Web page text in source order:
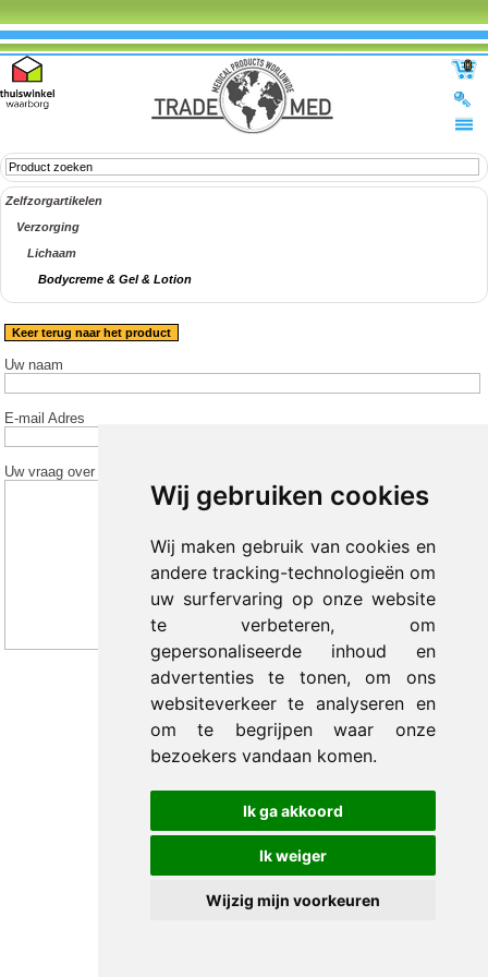
Wij gebruiken cookies
Wij maken gebruik van cookies en
andere tracking-technologieën om
uw surfervaring op onze website
te verbeteren, om
gepersonaliseerde inhoud en
advertenties te tonen, om ons
websiteverkeer te analyseren en
om te begrijpen waar onze
bezoekers vandaan komen.
Ik ga akkoord
Ik weiger
Wijzig mijn voorkeuren
0
Zelfzorgartikelen
Verzorging
Lichaam
Bodycreme & Gel & Lotion
Keer terug naar het product
Uw naam
E-mail Adres
Uw vraag over het product
© 2012-2026 Trade Med B.V. -by Selious B.V.